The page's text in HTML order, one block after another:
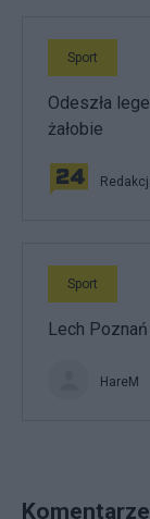
Sport
Odeszła
żałobie
Sport
Lech
HareM
Komentarze